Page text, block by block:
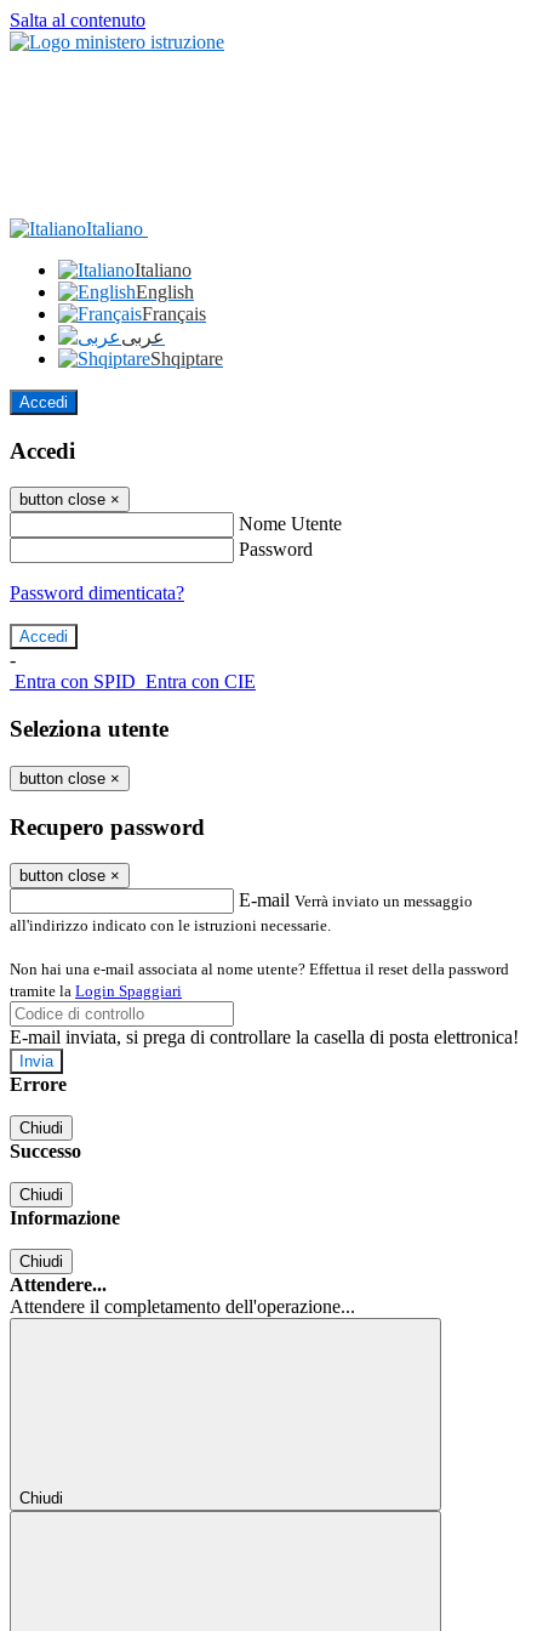
Salta al contenuto
Italiano
Italiano
English
Français
عربى
Shqiptare
Accedi
Accedi
button close ×
Nome Utente
Password
Password dimenticata?
-
Entra con SPID Entra con CIE
Seleziona utente
button close ×
Recupero password
button close ×
E-mail Verrà inviato un messaggio
all'indirizzo indicato con le istruzioni necessarie.
Non hai una e-mail associata al nome utente? Effettua il reset della password
tramite la Login Spaggiari
E-mail inviata, si prega di controllare la casella di posta elettronica!
Errore
Chiudi
Successo
Chiudi
Informazione
Chiudi
Attendere...
Attendere il completamento dell'operazione...
Chiudi